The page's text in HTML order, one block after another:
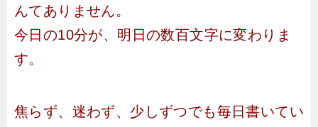
んてありません。
今日の10分が、明日の数百文字に変わりま
す。
焦らず、迷わず、少しずつでも毎日書いてい